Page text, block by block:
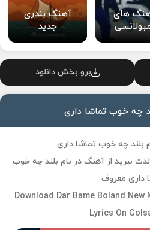
های
آهنگ بندری
جدید
برو بخش دانلود
چه خوب تماشا داری
بلند چه خوب تماشا داری
ببرید از آهنگ در بام بلند چه خوب
داری معروف
Download Dar Bame Boland New
Lyrics On